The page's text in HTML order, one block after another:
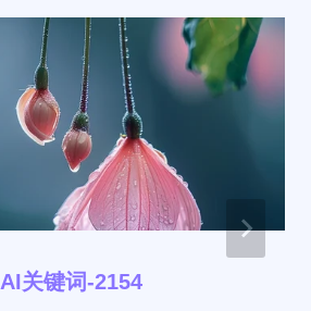
AI关键词-2154